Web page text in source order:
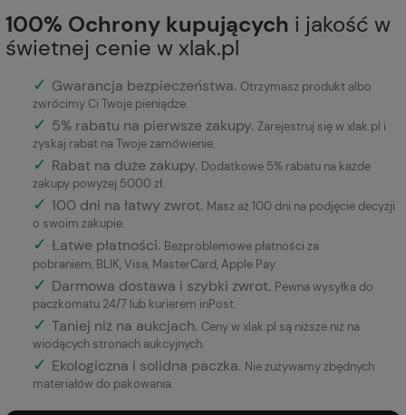
100% Ochrony kupujących i jakość w
świetnej cenie w xlak.pl
✓ Gwarancja bezpieczeństwa. Otrzymasz produkt albo
zwrócimy Ci Twoje pieniądze.
✓ 5% rabatu na pierwsze zakupy. Zarejestruj się w xlak.pl i
zyskaj rabat na Twoje zamówienie.
✓ Rabat na duże zakupy. Dodatkowe 5% rabatu na każde
zakupy powyżej 5000 zł.
✓ 100 dni na łatwy zwrot. Masz aż 100 dni na podjęcie decyzji
o swoim zakupie.
✓ Łatwe płatności. Bezproblemowe płatności za
pobraniem, BLIK, Visa, MasterCard, Apple Pay.
✓ Darmowa dostawa i szybki zwrot. Pewna wysyłka do
paczkomatu 24/7 lub kurierem inPost.
✓ Taniej niż na aukcjach. Ceny w xlak.pl są niższe niż na
wiodących stronach aukcyjnych.
✓ Ekologiczna i solidna paczka. Nie zużywamy zbędnych
materiałów do pakowania.